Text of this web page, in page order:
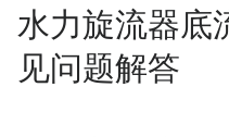
水力旋流器底
见问题解答